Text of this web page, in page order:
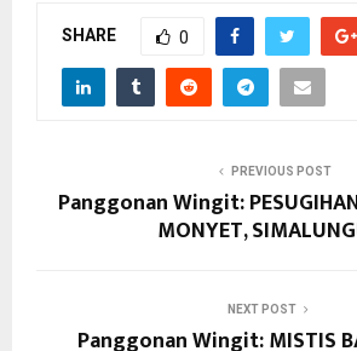
SHARE 0
PREVIOUS POST
Panggonan Wingit:
MONYET,
NEXT POST
Panggonan Wingit: MISTIS